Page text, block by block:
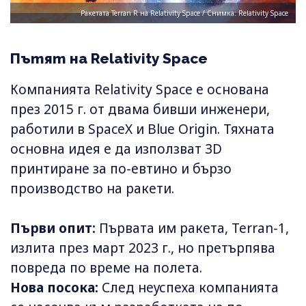
Ракетата Terran R на Relativity Space / Снимка: Relativity Space
Пътят на Relativity Space
Компанията Relativity Space е основана
през 2015 г. от двама бивши инженери,
работили в SpaceX и Blue Origin. Тяхната
основна идея е да използват 3D
принтиране за по-евтино и бързо
производство на ракети.
Първи опит: Първата им ракета, Terran-1,
излита през март 2023 г., но претърпява
повреда по време на полета.
Нова посока: След неуспеха компанията